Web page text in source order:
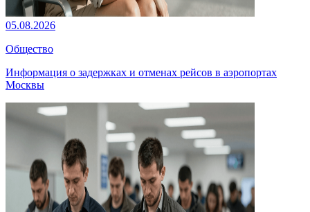
05.08.2026
Общество
Информация о задержках и отменах рейсов в аэропортах
Москвы